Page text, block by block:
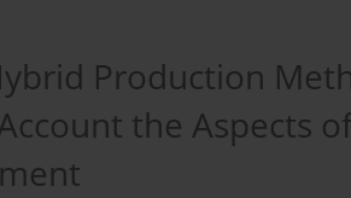
Production
the Aspects of